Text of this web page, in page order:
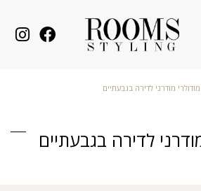
מודרני לדירה בגבעתיים
לדירה בגבעתיים